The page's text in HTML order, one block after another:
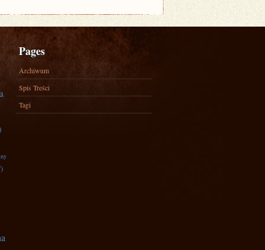
Pages
Archiwum
Spis Treści
Tagi